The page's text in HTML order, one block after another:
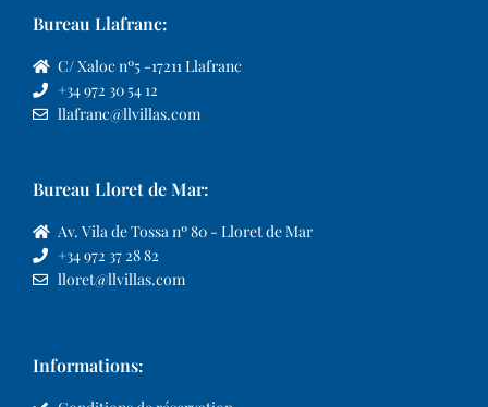
Bureau Llafranc:
C/ Xaloc nº5 -17211 Llafranc
+34 972 30 54 12
llafranc@llvillas.com
Bureau Lloret de Mar:
Av. Vila de Tossa nº 80 - Lloret de Mar
+34 972 37 28 82
lloret@llvillas.com
Informations: